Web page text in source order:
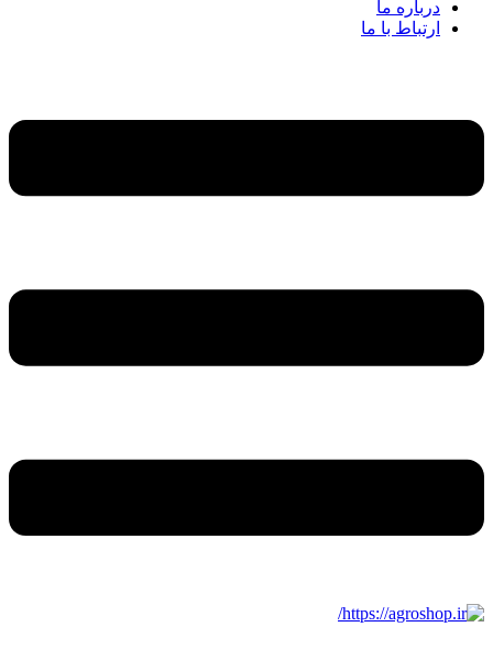
درباره ما
ارتباط با ما